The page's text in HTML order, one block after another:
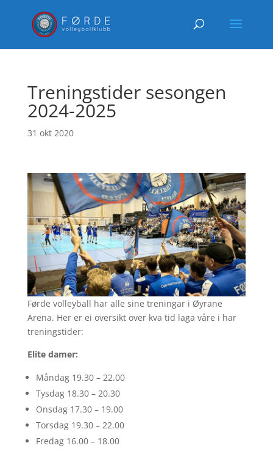
Treningstider sesongen
2024-2025
31 okt 2020
Førde volleyball har alle sine treningar i Øyrane
Arena. Her er ei oversikt over kva tid laga våre i har
treningstider:
Elite damer:
Måndag 19.30 – 22.00
Tysdag 18.30 – 20.30
Onsdag 17.30 – 19.00
Torsdag 19.30 – 22.00
Fredag ​​16.00 – 18.00